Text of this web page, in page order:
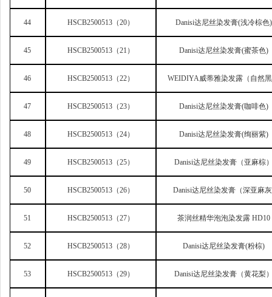
44 HSCB2500513 （20） Danisi达尼丝染发膏(浅冷棕色)
45 HSCB2500513 （21） Danisi达尼丝染发膏(蜜茶色)
46 HSCB2500513 （22） WEIDIYA威蒂雅染发露（自然
47 HSCB2500513 （23） Danisi达尼丝染发膏(咖啡色)
48 HSCB2500513 （24） Danisi达尼丝染发膏(绚丽紫)
49 HSCB2500513 （25） Danisi达尼丝染发膏（亚麻棕
50 HSCB2500513 （26） Danisi达尼丝染发膏（深亚麻
51 HSCB2500513 （27） 茶润丝精华泡泡染发露 HD10
52 HSCB2500513 （28） Danisi达尼丝染发膏(粉棕)
53 HSCB2500513 （29） Danisi达尼丝染发膏（黄花梨